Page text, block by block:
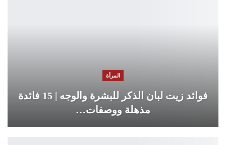
المرأة
فوائد زيت لبان الذكر للبشرة والوجه | 15 فائدة
مذهلة ووصفات…